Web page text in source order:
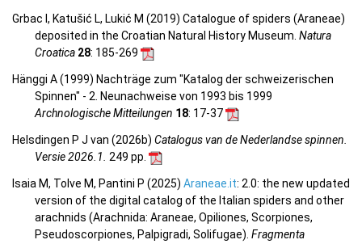
Grbac I, Katušić L, Lukić M (2019) Catalogue of spiders (Araneae)
deposited in the Croatian Natural History Museum. Natura
Croatica 28: 185-269
Hänggi A (1999) Nachträge zum "Katalog der schweizerischen
Spinnen" - 2. Neunachweise von 1993 bis 1999
Archnologische Mitteilungen 18: 17-37
Helsdingen P J van (2026b) Catalogus van de Nederlandse spinnen.
Versie 2026.1. 249 pp.
Isaia M, Tolve M, Pantini P (2025) Araneae.it: 2.0: the new updated
version of the digital catalog of the Italian spiders and other
arachnids (Arachnida: Araneae, Opiliones, Scorpiones,
Pseudoscorpiones, Palpigradi, Solifugae). Fragmenta